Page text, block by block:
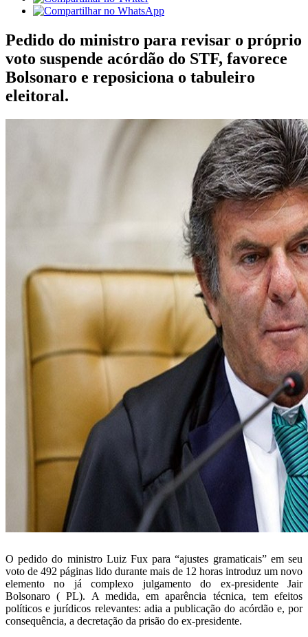
Pedido do ministro para revisar o próprio
voto suspende acórdão do STF, favorece
Bolsonaro e reposiciona o tabuleiro
eleitoral.
O pedido do ministro Luiz Fux para “ajustes gramaticais” em seu
voto de 492 páginas lido durante mais de 12 horas introduz um novo
elemento no já complexo julgamento do ex-presidente Jair
Bolsonaro ( PL). A medida, em aparência técnica, tem efeitos
políticos e jurídicos relevantes: adia a publicação do acórdão e, por
consequência, a decretação da prisão do ex-presidente.